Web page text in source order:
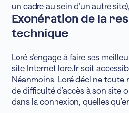
un cadre au sein d’un autre
Exonération de la
technique
Loré s’engage à faire ses
site Internet lore.fr soit
Néanmoins, Loré décline toute
de difficulté d’accès à son site
dans la connexion, quelles